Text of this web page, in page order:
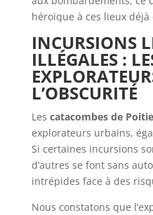
héroïque à ces lieux déjà
INCURSIONS
ILLÉGALES :
L’OBSCURITÉ
Les catacombes de
explorateurs urbains,
Si certaines incursions
d’autres se font sans
intrépides face à des
Nous constatons que